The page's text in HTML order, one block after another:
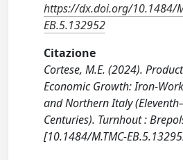
https://dx.doi.org/10.1484/
EB.5.132952
Citazione
Cortese, M.E. (2024).
Economic Growth: Iron-
and Northern Italy
Centuries). Turnhout :
[10.1484/M.TMC-